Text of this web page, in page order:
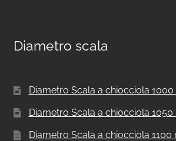
Diametro scala
Diametro Scala a chiocciola
Diametro Scala a chiocciola 1050
Diametro Scala a chiocciola 1100